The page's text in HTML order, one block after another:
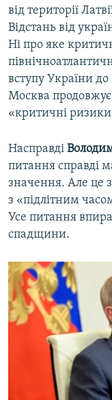
від території
Відстань від
Ні про яке
вступу України
Москва
«критичні
Насправді
питання справді
значення. Але це
з «підлітним
Усе питання
спадщини.